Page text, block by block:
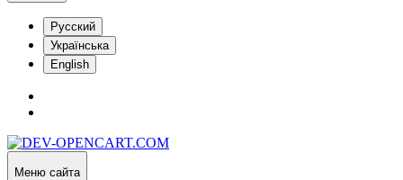
Русский
Українська
English
Меню сайта